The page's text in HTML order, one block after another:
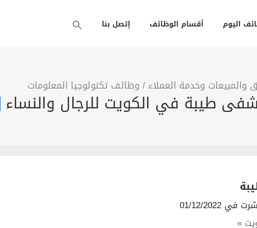
اليوم أقسام الوظائف إتصل بنا
وخدمة العملاء / وظائف تكنولوجيا المعلومات
طيبة في الكويت للرجال والنساء
في 01/12/2022
»